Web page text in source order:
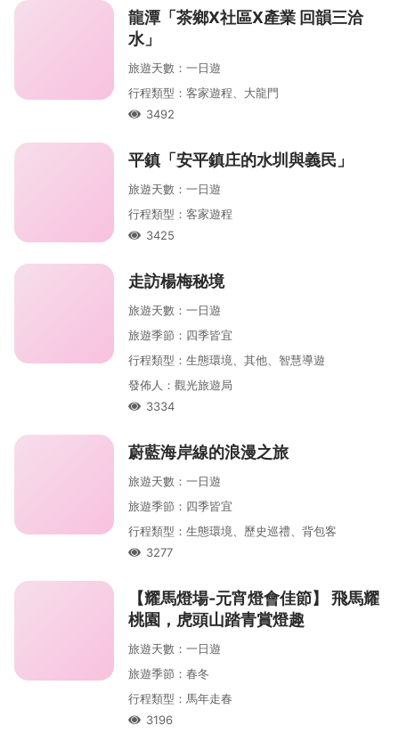
龍潭「茶鄉X社區X產業 回韻三洽
水」
旅遊天數 ： 一日遊
行程類型 ： 客家遊程、大龍門
人氣3492
平鎮「安平鎮庄的水圳與義民」
旅遊天數 ： 一日遊
行程類型 ： 客家遊程
人氣3425
走訪楊梅秘境
旅遊天數 ： 一日遊
旅遊季節 ： 四季皆宜
行程類型 ： 生態環境、其他、智慧導遊
發佈人 ： 觀光旅遊局
人氣3334
蔚藍海岸線的浪漫之旅
旅遊天數 ： 一日遊
旅遊季節 ： 四季皆宜
行程類型 ： 生態環境、歷史巡禮、背包客
人氣3277
【耀馬燈場-元宵燈會佳節】 飛馬耀
桃園，虎頭山踏青賞燈趣
旅遊天數 ： 一日遊
旅遊季節 ： 春冬
行程類型 ： 馬年走春
人氣3196